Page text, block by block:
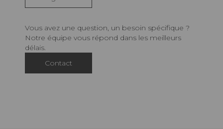
Vous avez une question, un besoin spécifique ?
Notre équipe vous répond dans les meilleurs
délais.
Contact